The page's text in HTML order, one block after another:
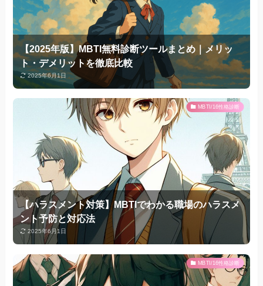
【2025年版】MBTI無料診断ツールまとめ｜メリッ
ト・デメリットを徹底比較
2025年6月1日
MBTI/16性格診断
【ハラスメント対策】MBTIでわかる職場のハラスメ
ント予防と対応法
2025年6月1日
MBTI/16性格診断